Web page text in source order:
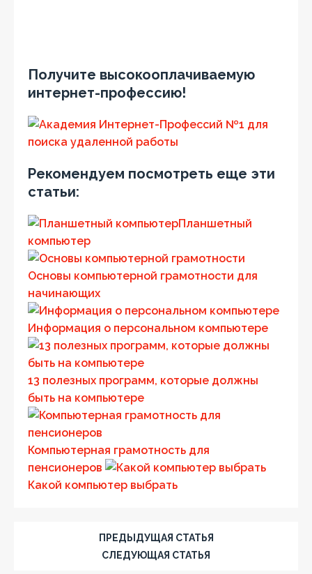
Получите высокооплачиваемую
интернет-профессию!
Рекомендуем посмотреть еще эти
статьи:
Планшетный
компьютер
Основы компьютерной грамотности для
начинающих
Информация о персональном компьютере
13 полезных программ, которые должны
быть на компьютере
Компьютерная грамотность для
пенсионеров
Какой компьютер выбрать
ПРЕДЫДУЩАЯ СТАТЬЯ
СЛЕДУЮЩАЯ СТАТЬЯ